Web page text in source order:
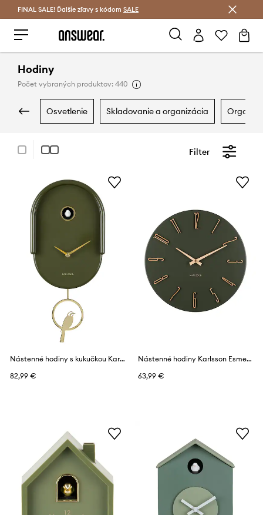
Šetrite s Answear Club >
FINAL SALE! Ďalšie zľavy s kódom SALE
Hodiny
Počet vybraných produktov: 440
osvetlenie skladovanie a organizácia
Filter
Nástenné hodiny s kukučkou Karlsson Tweet 42 cm
82,99 €
Nástenné hodiny Karlsson Esmerado 40 cm
63,99 €